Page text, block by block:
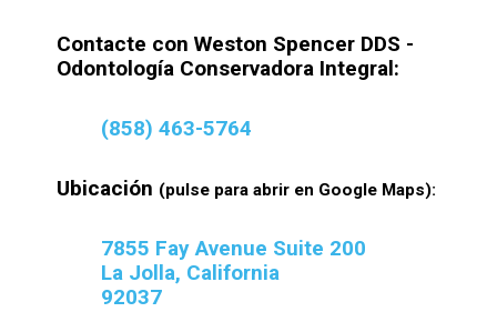
Contacte con Weston Spencer DDS -
Odontología Conservadora Integral:
(858) 463-5764
Ubicación (pulse para abrir en Google Maps):
7855 Fay Avenue Suite 200
La Jolla, California
92037